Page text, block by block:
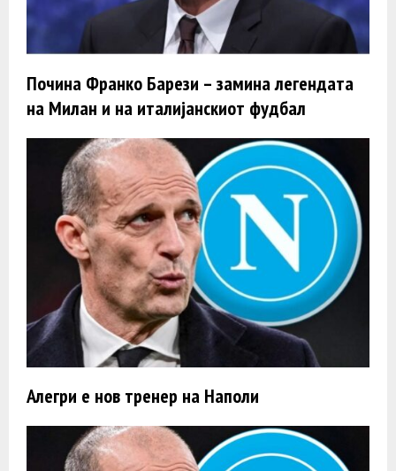
Почина Франко Барези – замина легендата
на Милан и на италијанскиот фудбал
Алегри e нов тренер на Наполи